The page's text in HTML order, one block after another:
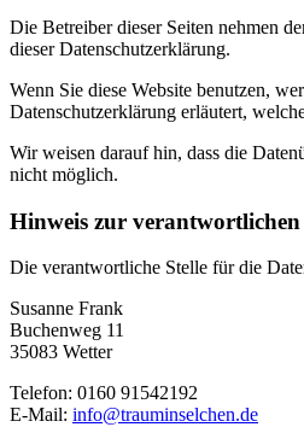
Die Betreiber dieser Seiten nehmen
dieser Datenschutzerklärung.
Wenn Sie diese Website benutzen,
Datenschutzerklärung erläutert,
Wir weisen darauf hin, dass die
nicht möglich.
Hinweis zur verantwortlichen
Die verantwortliche Stelle für die
Susanne Frank
Buchenweg 11
35083 Wetter
Telefon: 0160 91542192
E-Mail: info@trauminselchen.de